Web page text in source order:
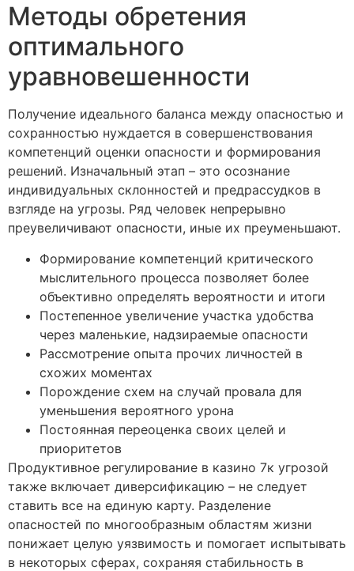
Методы обретения
оптимального
уравновешенности
Получение идеального баланса между опасностью и
сохранностью нуждается в совершенствования
компетенций оценки опасности и формирования
решений. Изначальный этап – это осознание
индивидуальных склонностей и предрассудков в
взгляде на угрозы. Ряд человек непрерывно
преувеличивают опасности, иные их преуменьшают.
Формирование компетенций критического
мыслительного процесса позволяет более
объективно определять вероятности и итоги
Постепенное увеличение участка удобства
через маленькие, надзираемые опасности
Рассмотрение опыта прочих личностей в
схожих моментах
Порождение схем на случай провала для
уменьшения вероятного урона
Постоянная переоценка своих целей и
приоритетов
Продуктивное регулирование в казино 7к угрозой
также включает диверсификацию – не следует
ставить все на единую карту. Разделение
опасностей по многообразным областям жизни
понижает целую уязвимость и помогает испытывать
в некоторых сферах, сохраняя стабильность в